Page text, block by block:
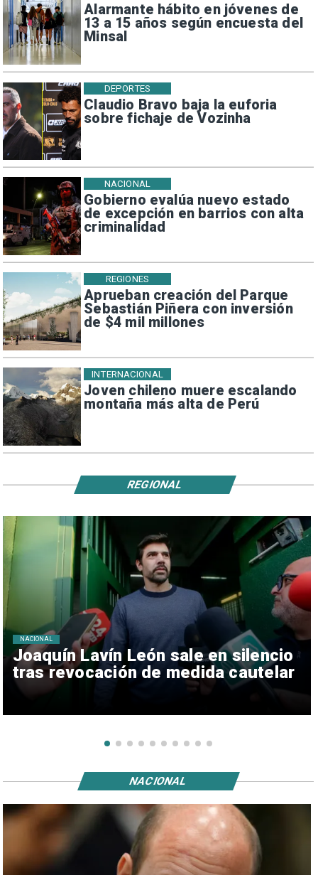
Alarmante hábito en jóvenes de
13 a 15 años según encuesta del
Minsal
Claudio Bravo baja la euforia
sobre fichaje de Vozinha
DEPORTES
Gobierno evalúa nuevo estado
de excepción en barrios con alta
criminalidad
NACIONAL
Aprueban creación del Parque
Sebastián Piñera con inversión
de $4 mil millones
REGIONES
Joven chileno muere escalando
montaña más alta de Perú
INTERNACIONAL
Joaquín Lavín León sale en silencio
tras revocación de medida cautelar
NACIONAL
REGIONAL
NACIONAL